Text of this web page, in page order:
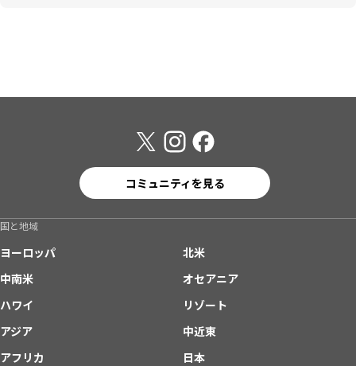
コミュニティを見る
国と地域
ヨーロッパ
北米
中南米
オセアニア
ハワイ
リゾート
アジア
中近東
アフリカ
日本